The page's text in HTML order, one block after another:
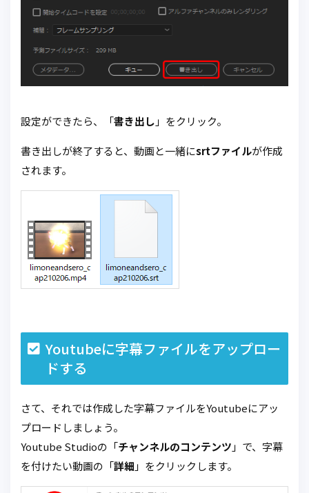
設定ができたら、「書き出し 」をクリック。
書き出しが終了すると、動画と一緒にsrtファイルが作成
されます。
Youtubeに字幕ファイルをアップロー
ドする
さて、それでは作成した字幕ファイルをYoutubeにアッ
プロードしましょう。
Youtube Studioの「チャンネルのコンテンツ 」で、字幕
を付けたい動画の「詳細 」をクリックします。